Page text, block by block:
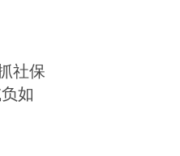
社保
如